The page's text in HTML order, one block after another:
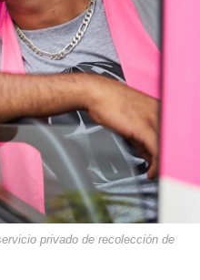
privado de recolección de